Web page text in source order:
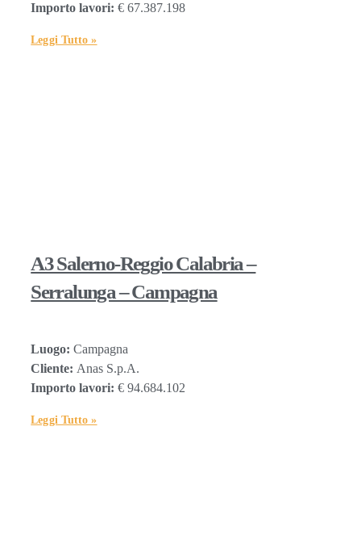
Importo lavori:€ 67.387.198
Leggi Tutto »
A3 Salerno-Reggio Calabria –
Serralunga – Campagna
Luogo:Campagna
Cliente: Anas S.p.A.
Importo lavori:€ 94.684.102
Leggi Tutto »